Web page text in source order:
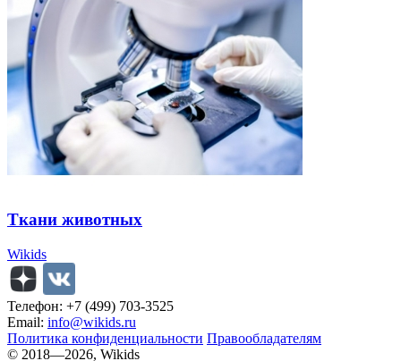
Ткани животных
Wikids
Телефон: +7 (499) 703-3525
Email: info@wikids.ru
Политика конфиденциальности Правообладателям
© 2018—2026, Wikids